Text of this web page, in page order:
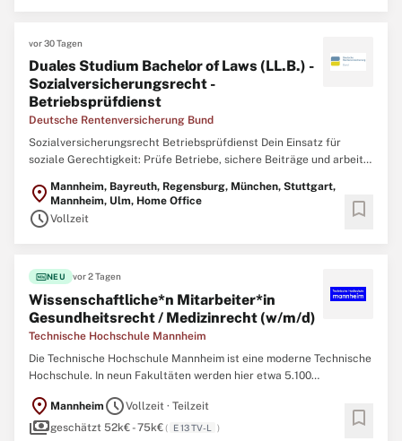
vor 30 Tagen
Duales Studium Bachelor of Laws (LL.B.) -
Sozialversicherungsrecht -
Betriebsprüfdienst
Deutsche Rentenversicherung Bund
Sozialversicherungsrecht Betriebsprüfdienst Dein Einsatz für
soziale Gerechtigkeit: Prüfe Betriebe, sichere Beiträge und arbeite
sorgst für gerechte Beiträge und Transparenz im
Sozialversicherungssystem. Die Deutsche Rentenversicherung ...
location_on Mannheim, Bayreuth, Regensburg, München, Stuttgart,
Mannheim, Ulm, Home Office
scheduleVollzeit bookmark
fiber_newNEU vor 2 Tagen
Wissenschaftliche*n Mitarbeiter*in
Gesundheitsrecht / Medizinrecht (w/m/d)
Technische Hochschule Mannheim
Die Technische Hochschule Mannheim ist eine moderne Technische
Hochschule. In neun Fakultäten werden hier etwa 5.100
unter den Hochschulen für Angewandte Wissenschaften führend
und kooperiert mit vielen bedeutenden Unternehmen. Wir bieten ...
location_on Mannheim scheduleVollzeit · Teilzeit
paymentsgeschätzt 52k€ - 75k€( E 13 TV-L ) bookmark